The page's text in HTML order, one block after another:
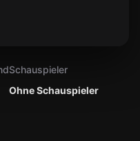
Ohne Schauspieler
Schauspieler